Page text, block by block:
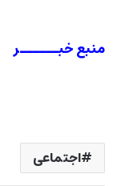
منبع خبــــــر
اجتماعی